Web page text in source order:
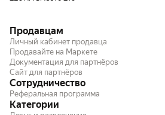
Продавцам
Личный кабинет продавца
Продавайте на Маркете
Документация для партнёров
Сайт для партнёров
Сотрудничество
Реферальная программа
Категории